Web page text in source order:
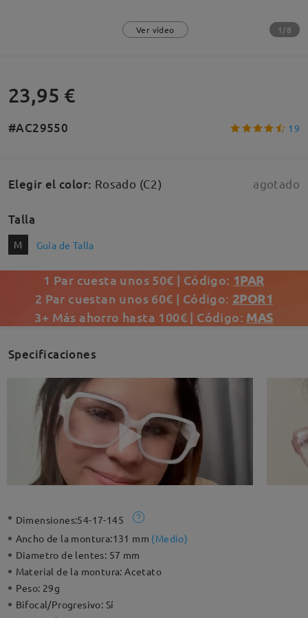
Ver vídeo 1/8
23,95 €
#AC29550 19
Elegir el color: Rosado (C2) agotado
Talla
M Guía de Talla
1 Par cuesta unos 50€ | Código: 1PAR
2 Par cuestan unos 60€ | Código: 2POR1
3+ Más ahorro hasta 100€ | Código: MAS
Specificaciones
Dimensiones:54-17-145
Ancho de la montura:131 mm (Medio)
Diametro de lentes: 57 mm
Material de la montura:Acetato
Peso: 29g
Bifocal/Progresivo: Sí